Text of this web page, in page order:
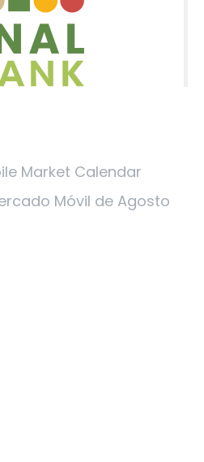
Market Calendar
Móvil de Agosto